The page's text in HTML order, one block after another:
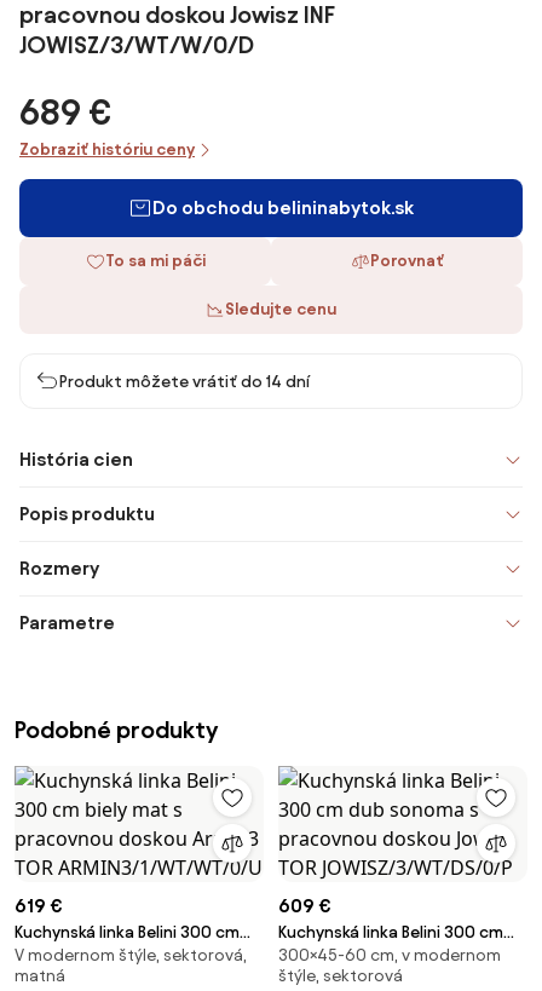
pracovnou doskou Jowisz INF
JOWISZ/3/WT/W/0/D
689 €
Zobraziť históriu ceny
Do obchodu belininabytok.sk
To sa mi páči Porovnať
Sledujte cenu
Produkt môžete vrátiť do 14 dní
História cien
Popis produktu
Rozmery
Parametre
Podobné produkty
619 €
Kuchynská linka Belini 300 cm
biely mat s pracovnou doskou
Armin3 TOR
V modernom štýle, sektorová,
matná
609 €
Kuchynská linka Belini 300 cm
dub sonoma s pracovnou
doskou Jowisz TOR
300×45-60 cm, v modernom
štýle, sektorová